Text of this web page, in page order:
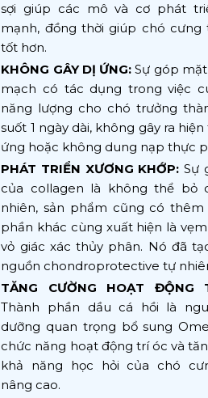
sợi giúp các mô và cơ phát
mạnh, đồng thời giúp chó cưng
tốt hơn.
KHÔNG GÂY DỊ ỨNG: Sự góp
mạch có tác dụng trong việc
năng lượng cho chó trưởng
suốt 1 ngày dài, không gây ra
ứng hoặc không dung nạp thực
PHÁT TRIỂN XƯƠNG KHỚP: Sự
của collagen là không thể bỏ
nhiên, sản phẩm cũng có thêm
phần khác cùng xuất hiện là
vỏ giác xác thủy phân. Nó đã
nguồn chondroprotective tự
TĂNG CƯỜNG HOẠT ĐỘNG
Thành phần dầu cá hồi là
dưỡng quan trọng bổ sung
chức năng hoạt động trí óc và
khả năng học hỏi của chó
nâng cao.